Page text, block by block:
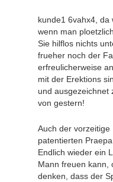
kunde1 6vahx4, da
wenn man
Sie hilflos nichts
frueher noch der
erfreulicherweise
mit der Erektions
und ausgezeichnet
von gestern!
Auch der
patentierten
Endlich wieder ein
Mann freuen kann,
denken, dass der